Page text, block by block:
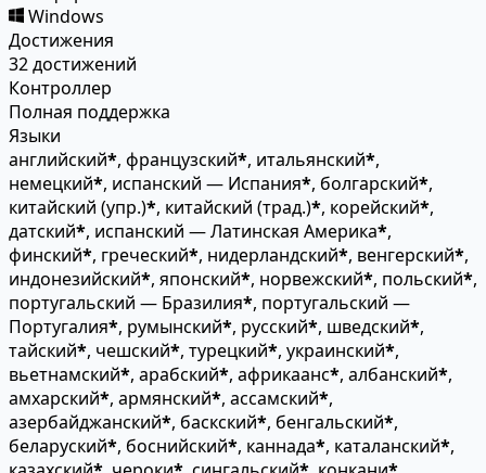
Windows
Достижения
32 достижений
Контроллер
Полная поддержка
Языки
английский*, французский*, итальянский*,
немецкий*, испанский — Испания*, болгарский*,
китайский (упр.)*, китайский (трад.)*, корейский*,
датский*, испанский — Латинская Америка*,
финский*, греческий*, нидерландский*, венгерский*,
индонезийский*, японский*, норвежский*, польский*,
португальский — Бразилия*, португальский —
Португалия*, румынский*, русский*, шведский*,
тайский*, чешский*, турецкий*, украинский*,
вьетнамский*, арабский*, африкаанс*, албанский*,
амхарский*, армянский*, ассамский*,
азербайджанский*, баскский*, бенгальский*,
беларуский*, боснийский*, каннада*, каталанский*,